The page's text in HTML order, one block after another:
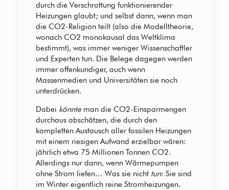
durch die Verschrottung funktionierender
Heizungen glaubt; und selbst dann, wenn man
die CO2-Religion teilt (also die Modelltheorie,
wonach CO2 monokausal das Weltklima
bestimmt), was immer weniger Wissenschaftler
und Experten tun. Die Belege dagegen werden
immer offenkundiger, auch wenn
Massenmedien und Universitäten sie noch
unterdrücken.
Dabei könnteman die CO2-Einsparmengen
durchaus abschätzen, die durch den
kompletten Austausch aller fossilen Heizungen
mit einem riesigen Aufwand erzielbar wären:
jährlich etwa 75 Millionen Tonnen CO2.
Allerdings nur dann, wenn Wärmepumpen
ohne Strom liefen… Was sie nicht tun: Sie sind
im Winter eigentlich reine Stromheizungen.